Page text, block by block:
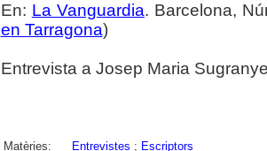
En: La Vanguardia. Barcelona,
en Tarragona)
Entrevista a Josep Maria
Matèries: Entrevistes ; Escriptors